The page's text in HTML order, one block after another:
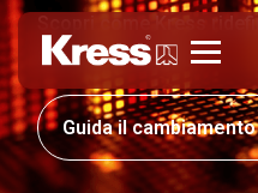
azienda compete.
Guida il cambiamento